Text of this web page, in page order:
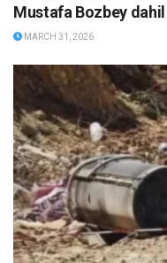
Mustafa Bozbey dahil
MARCH 31, 2026